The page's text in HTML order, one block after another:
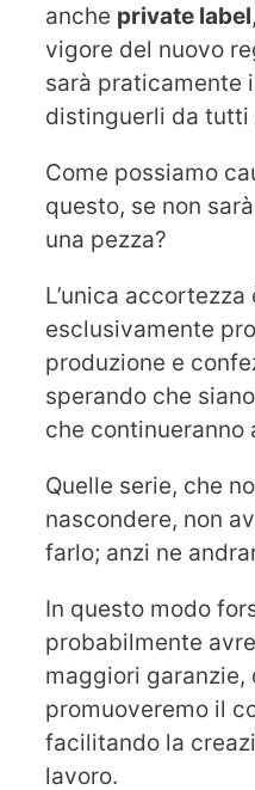
anche private label
vigore del nuovo
sarà praticamente
distinguerli da tutti
Come possiamo
questo, se non
una pezza?
L’unica
esclusivamente
produzione e
sperando che
che continueranno
Quelle serie, che
nascondere, non
farlo; anzi ne
In questo modo
probabilmente
maggiori garanzie,
promuoveremo il
facilitando la
lavoro.